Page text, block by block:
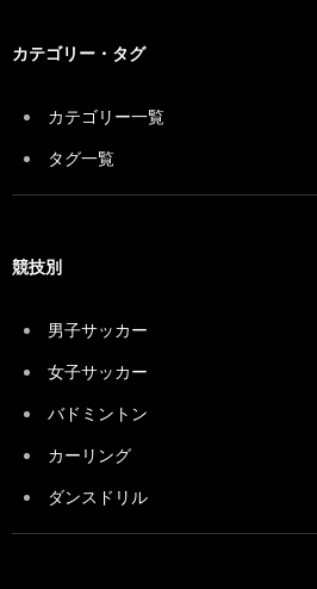
カテゴリー・タグ
カテゴリー一覧
タグ一覧
競技別
男子サッカー
女子サッカー
バドミントン
カーリング
ダンスドリル